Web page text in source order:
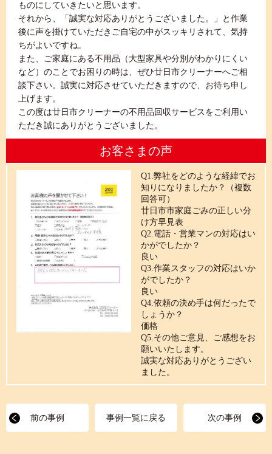
ものにしていきたいと思います。
それから、「誠実な対応ありがとうございました。」と作業
後に声を掛けていただきご自宅の中がスッキリされて、気持
ちがよいですね。
また、ご家庭にある不用品（大型家具や分別がわかりにくい
など）のことでお困りの時は、ぜひ廿日市クリーナーへご相
談下さい。誠実に対応させていただきますので、お待ち申し
上げます。
この度は廿日市クリーナーの不用品回収サービスをご利用い
ただき誠にありがとうございました。
お客さまの声
Q1.弊社をどのような経緯でお
知りになりましたか？（複数
回答可）
廿日市市家庭ごみの正しい分
け方早見表
Q2.電話・営業マンの対応はい
かがでしたか？
良い
Q3.作業スタッフの対応はいか
がでしたか？
良い
Q4.依頼の決め手は何だったで
しょうか？
価格
Q5.その他ご意見、ご感想をお
願いいたします。
誠実な対応ありがとうござい
ました。
前の事例 事例一覧に戻る 次の事例